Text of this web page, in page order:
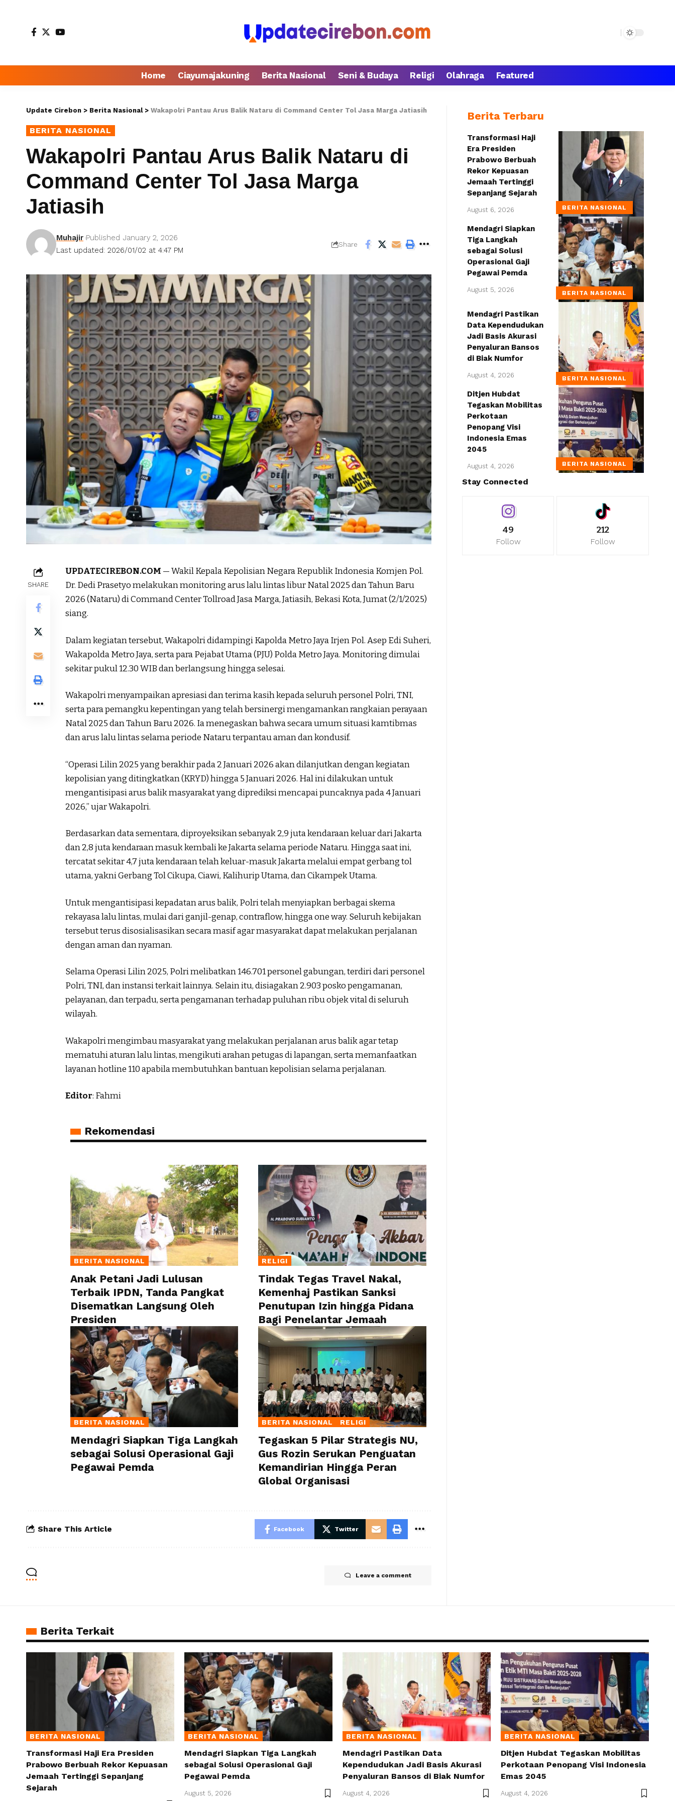
Home Ciayumajakuning Berita Nasional Seni & Budaya Religi Olahraga Featured
Update Cirebon > Berita Nasional> Wakapolri Pantau Arus Balik Nataru di Command Center Tol Jasa Marga Jatiasih
BERITA NASIONAL
Wakapolri Pantau Arus Balik Nataru di
Command Center Tol Jasa Marga
Jatiasih
Last updated: 2026/01/02 at 4:47 PM
Muhajir Published January 2, 2026
Share
SHARE
UPDATECIREBON.COM — Wakil Kepala Kepolisian Negara Republik Indonesia Komjen Pol.
Dr. Dedi Prasetyo melakukan monitoring arus lalu lintas libur Natal 2025 dan Tahun Baru
2026 (Nataru) di Command Center Tollroad Jasa Marga, Jatiasih, Bekasi Kota, Jumat (2/1/2025)
siang.
Dalam kegiatan tersebut, Wakapolri didampingi Kapolda Metro Jaya Irjen Pol. Asep Edi Suheri,
Wakapolda Metro Jaya, serta para Pejabat Utama (PJU) Polda Metro Jaya. Monitoring dimulai
sekitar pukul 12.30 WIB dan berlangsung hingga selesai.
Wakapolri menyampaikan apresiasi dan terima kasih kepada seluruh personel Polri, TNI,
serta para pemangku kepentingan yang telah bersinergi mengamankan rangkaian perayaan
Natal 2025 dan Tahun Baru 2026. Ia menegaskan bahwa secara umum situasi kamtibmas
dan arus lalu lintas selama periode Nataru terpantau aman dan kondusif.
“Operasi Lilin 2025 yang berakhir pada 2 Januari 2026 akan dilanjutkan dengan kegiatan
kepolisian yang ditingkatkan (KRYD) hingga 5 Januari 2026. Hal ini dilakukan untuk
mengantisipasi arus balik masyarakat yang diprediksi mencapai puncaknya pada 4 Januari
2026,” ujar Wakapolri.
Berdasarkan data sementara, diproyeksikan sebanyak 2,9 juta kendaraan keluar dari Jakarta
dan 2,8 juta kendaraan masuk kembali ke Jakarta selama periode Nataru. Hingga saat ini,
tercatat sekitar 4,7 juta kendaraan telah keluar-masuk Jakarta melalui empat gerbang tol
utama, yakni Gerbang Tol Cikupa, Ciawi, Kalihurip Utama, dan Cikampek Utama.
Untuk mengantisipasi kepadatan arus balik, Polri telah menyiapkan berbagai skema
rekayasa lalu lintas, mulai dari ganjil-genap, contraflow, hingga one way. Seluruh kebijakan
tersebut terus disosialisasikan secara masif agar masyarakat dapat melakukan perjalanan
dengan aman dan nyaman.
Selama Operasi Lilin 2025, Polri melibatkan 146.701 personel gabungan, terdiri dari personel
Polri, TNI, dan instansi terkait lainnya. Selain itu, disiagakan 2.903 posko pengamanan,
pelayanan, dan terpadu, serta pengamanan terhadap puluhan ribu objek vital di seluruh
wilayah.
Wakapolri mengimbau masyarakat yang melakukan perjalanan arus balik agar tetap
mematuhi aturan lalu lintas, mengikuti arahan petugas di lapangan, serta memanfaatkan
layanan hotline 110 apabila membutuhkan bantuan kepolisian selama perjalanan.
Editor: Fahmi
Rekomendasi
BERITA NASIONAL
Anak Petani Jadi Lulusan
Terbaik IPDN, Tanda Pangkat
Disematkan Langsung Oleh
Presiden
RELIGI
Tindak Tegas Travel Nakal,
Kemenhaj Pastikan Sanksi
Penutupan Izin hingga Pidana
Bagi Penelantar Jemaah
BERITA NASIONAL
Mendagri Siapkan Tiga Langkah
sebagai Solusi Operasional Gaji
Pegawai Pemda
BERITA NASIONAL RELIGI
Tegaskan 5 Pilar Strategis NU,
Gus Rozin Serukan Penguatan
Kemandirian Hingga Peran
Global Organisasi
Share This Article Facebook Twitter
Leave a comment
Berita Terbaru
BERITA NASIONAL
Transformasi Haji
Era Presiden
Prabowo Berbuah
Rekor Kepuasan
Jemaah Tertinggi
Sepanjang Sejarah
August 6, 2026
BERITA NASIONAL
Mendagri Siapkan
Tiga Langkah
sebagai Solusi
Operasional Gaji
Pegawai Pemda
August 5, 2026
BERITA NASIONAL
Mendagri Pastikan
Data Kependudukan
Jadi Basis Akurasi
Penyaluran Bansos
di Biak Numfor
August 4, 2026
BERITA NASIONAL
Ditjen Hubdat
Tegaskan Mobilitas
Perkotaan
Penopang Visi
Indonesia Emas
2045
August 4, 2026
Stay Connected
49
Follow
212
Follow
Berita Terkait
BERITA NASIONAL
Transformasi Haji Era Presiden
Prabowo Berbuah Rekor Kepuasan
Jemaah Tertinggi Sepanjang
Sejarah
BERITA NASIONAL
Mendagri Siapkan Tiga Langkah
sebagai Solusi Operasional Gaji
Pegawai Pemda
August 5, 2026
BERITA NASIONAL
Mendagri Pastikan Data
Kependudukan Jadi Basis Akurasi
Penyaluran Bansos di Biak Numfor
August 4, 2026
BERITA NASIONAL
Ditjen Hubdat Tegaskan Mobilitas
Perkotaan Penopang Visi Indonesia
Emas 2045
August 4, 2026